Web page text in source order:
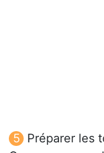
Préparer les